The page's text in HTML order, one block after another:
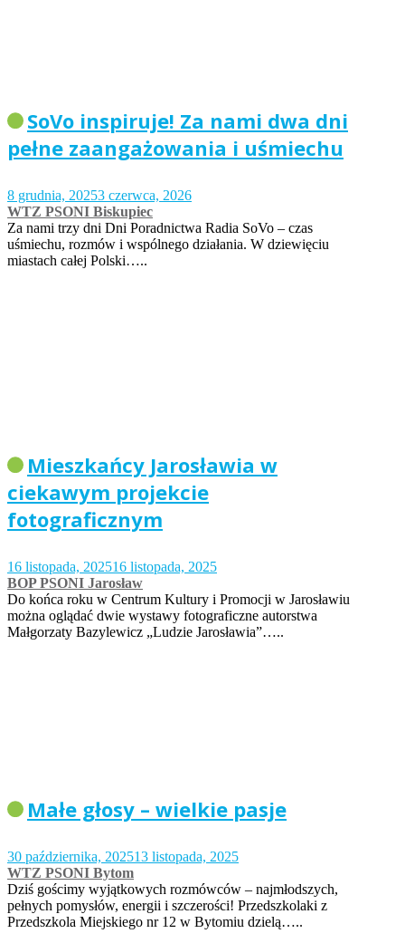
SoVo inspiruje! Za nami dwa dni
pełne zaangażowania i uśmiechu
8 grudnia, 20253 czerwca, 2026
WTZ PSONI Biskupiec
Za nami trzy dni Dni Poradnictwa Radia SoVo – czas
uśmiechu, rozmów i wspólnego działania. W dziewięciu
miastach całej Polski…..
Mieszkańcy Jarosławia w
ciekawym projekcie
fotograficznym
16 listopada, 202516 listopada, 2025
BOP PSONI Jarosław
Do końca roku w Centrum Kultury i Promocji w Jarosławiu
można oglądać dwie wystawy fotograficzne autorstwa
Małgorzaty Bazylewicz „Ludzie Jarosławia”…..
Małe głosy – wielkie pasje
30 października, 202513 listopada, 2025
WTZ PSONI Bytom
Dziś gościmy wyjątkowych rozmówców – najmłodszych,
pełnych pomysłów, energii i szczerości! Przedszkolaki z
Przedszkola Miejskiego nr 12 w Bytomiu dzielą…..